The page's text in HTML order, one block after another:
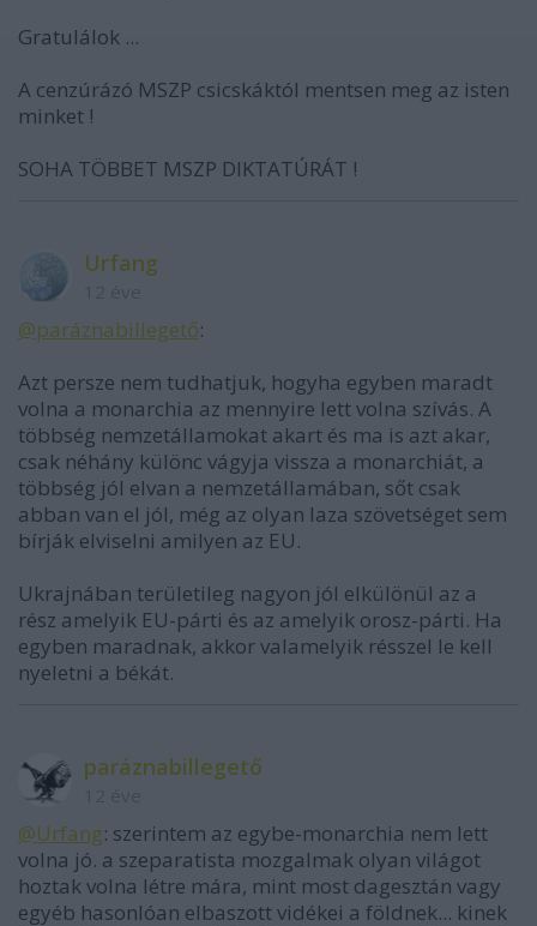
Gratulálok ...
A cenzúrázó MSZP csicskáktól mentsen meg az isten
minket !
SOHA TÖBBET MSZP DIKTATÚRÁT !
Urfang
@paráznabillegető:
Azt persze nem tudhatjuk, hogyha egyben maradt
volna a monarchia az mennyire lett volna szívás. A
többség nemzetállamokat akart és ma is azt akar,
csak néhány különc vágyja vissza a monarchiát, a
többség jól elvan a nemzetállamában, sőt csak
abban van el jól, még az olyan laza szövetséget sem
bírják elviselni amilyen az EU.
Ukrajnában területileg nagyon jól elkülönül az a
rész amelyik EU-párti és az amelyik orosz-párti. Ha
egyben maradnak, akkor valamelyik résszel le kell
nyeletni a békát.
paráznabillegető
@Urfang: szerintem az egybe-monarchia nem lett
volna jó. a szeparatista mozgalmak olyan világot
hoztak volna létre mára, mint most dagesztán vagy
egyéb hasonlóan elbaszott vidékei a földnek... kinek